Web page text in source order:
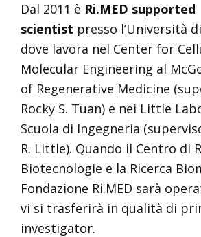
Dal 2011 è Ri.MED supported
scientist presso l’Università
dove lavora nel Center for
Molecular Engineering al
of Regenerative Medicine
Rocky S. Tuan) e nei Little
Scuola di Ingegneria
R. Little). Quando il Centro di
Biotecnologie e la Ricerca
Fondazione Ri.MED sarà
vi si trasferirà in qualità di
investigator.